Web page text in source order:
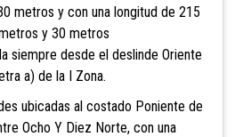
metros y con una longitud de 215
y 30 metros
siempre desde el deslinde Oriente
a) de la I Zona.
ubicadas al costado Poniente de
Ocho Y Diez Norte, con una